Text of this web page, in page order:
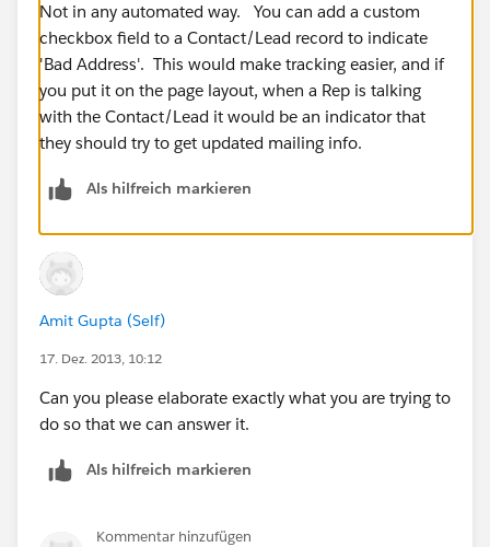
Not in any automated way. You can add a custom
checkbox field to a Contact/Lead record to indicate
'Bad Address'. This would make tracking easier, and if
you put it on the page layout, when a Rep is talking
with the Contact/Lead it would be an indicator that
they should try to get updated mailing info.
Als hilfreich markieren
Amit Gupta (Self)
17. Dez. 2013, 10:12
Can you please elaborate exactly what you are trying to
do so that we can answer it.
Als hilfreich markieren
Kommentar hinzufügen